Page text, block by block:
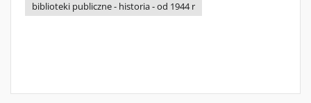
biblioteki publiczne - historia - od 1944 r